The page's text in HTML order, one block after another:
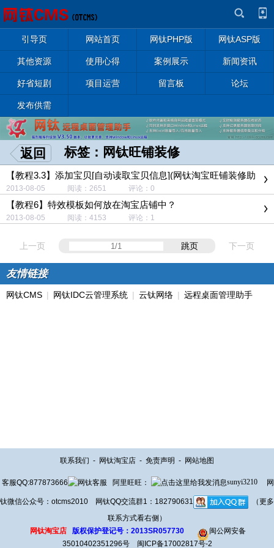
引导页 网站首页 网钛PHP版 网钛ASP版
其他资源 使用心得 案例展示 新闻资讯
好省短剧 项目运营 留言板 论坛
发布供需
返回 标签：网钛旺铺装修
【教程3.3】添加宝贝[自动读取宝贝信息](网钛淘宝旺铺装修助
手)
2013-08-05 阅读：2651 评论：0
【教程6】特效模板如何放在淘宝店铺中？
2013-08-05 阅读：4153 评论：1
上一页 跳页 下一页
友情链接
网钛CMS | 网钛IDC云管理系统 | 云钛网络 | 远程桌面管理助手
联系我们 - 网钛淘宝店 - 免责声明 - 网站地图
客服QQ:877873666 阿里旺旺： sunyi3210 网
钛微信公众号：otcms2010 网钛QQ交流群1：182790631
（更多
联系方式看右侧）
网钛淘宝店
版权保护登记号：2013SR057730
闽公网安备
35010402351296号
闽ICP备17002817号-2